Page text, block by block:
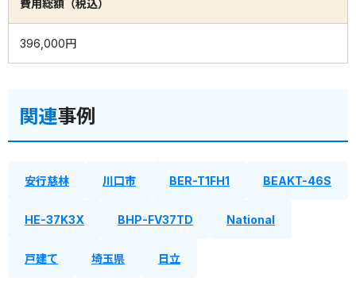
費用総額（税込）
396,000円
関連事例
安行慈林 川口市 BER-T1FH1 BEAKT-46S
HE-37K3X BHP-FV37TD National
戸建て 埼玉県 日立